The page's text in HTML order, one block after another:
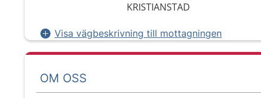
KRISTIANSTAD
Visa vägbeskrivning till mottagningen
OM OSS